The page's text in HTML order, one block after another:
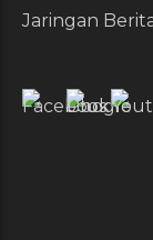
Jaringan